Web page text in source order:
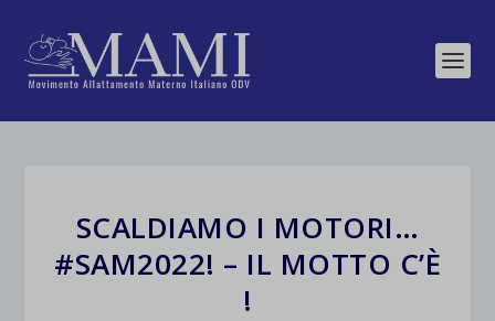
SCALDIAMO I MOTORI…
#SAM2022! – IL MOTTO C’È
!